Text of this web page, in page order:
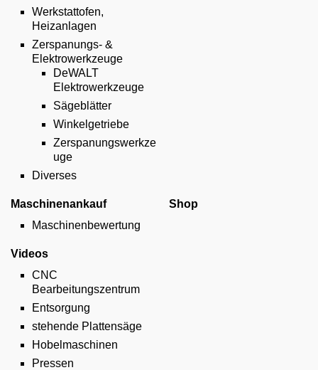
Werkstattofen,
Heizanlagen
Zerspanungs- &
Elektrowerkzeuge
DeWALT
Elektrowerkzeuge
Sägeblätter
Winkelgetriebe
Zerspanungswerkze
uge
Diverses
Maschinenankauf
Maschinenbewertung
Shop
Videos
CNC
Bearbeitungszentrum
Entsorgung
stehende Plattensäge
Hobelmaschinen
Pressen